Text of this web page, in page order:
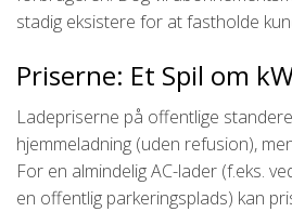
stadig eksistere for at fastholde
Priserne: Et Spil om
Ladepriserne på offentlige
hjemmeladning (uden refusion),
For en almindelig AC-lader (f.eks.
en offentlig parkeringsplads) kan